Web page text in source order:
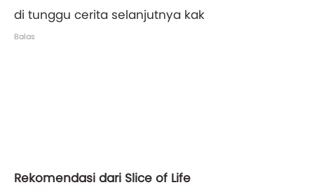
di tunggu cerita selanjutnya kak
Balas
Rekomendasi dari Slice of Life